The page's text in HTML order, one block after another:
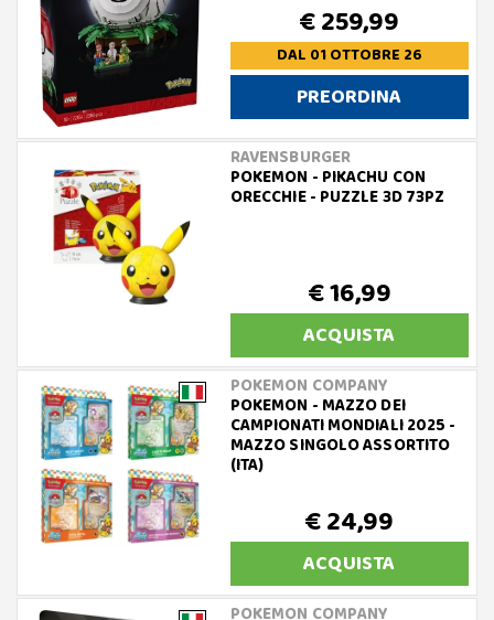
€ 259,99
DAL 01 OTTOBRE 26
PREORDINA
RAVENSBURGER
POKEMON - PIKACHU CON
ORECCHIE - PUZZLE 3D 73PZ
€ 16,99
ACQUISTA
POKEMON COMPANY
POKEMON - MAZZO DEI
CAMPIONATI MONDIALI 2025 -
MAZZO SINGOLO ASSORTITO
(ITA)
€ 24,99
ACQUISTA